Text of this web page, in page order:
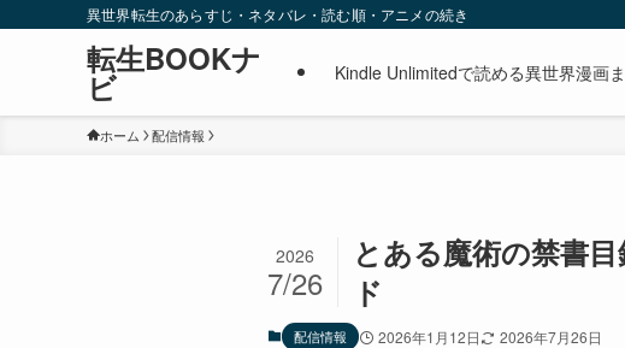
異世界転生のあらすじ・ネタバレ・読む順・アニメの続き
転生BOOKナ
ビ Kindle Unlimitedで読める異世界漫画
ホーム 配信情報
とある魔術の禁書
ド
2026
7/26
配信情報 2026年1月12日 2026年7月26日